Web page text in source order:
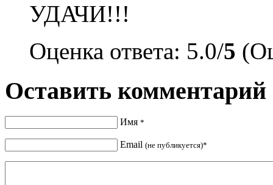
УДАЧИ!!!
Оценка ответа: 5.0/5
Оставить комментарий
Имя *
Email (не публикуется)*